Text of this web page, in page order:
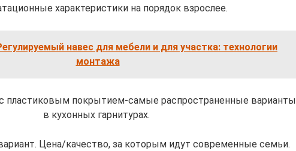
характеристики на порядок взрослее.
навес для мебели и для участка: технологии
монтажа
покрытием-самые распространенные варианты
в кухонных гарнитурах.
Цена/качество, за которым идут современные семьи.